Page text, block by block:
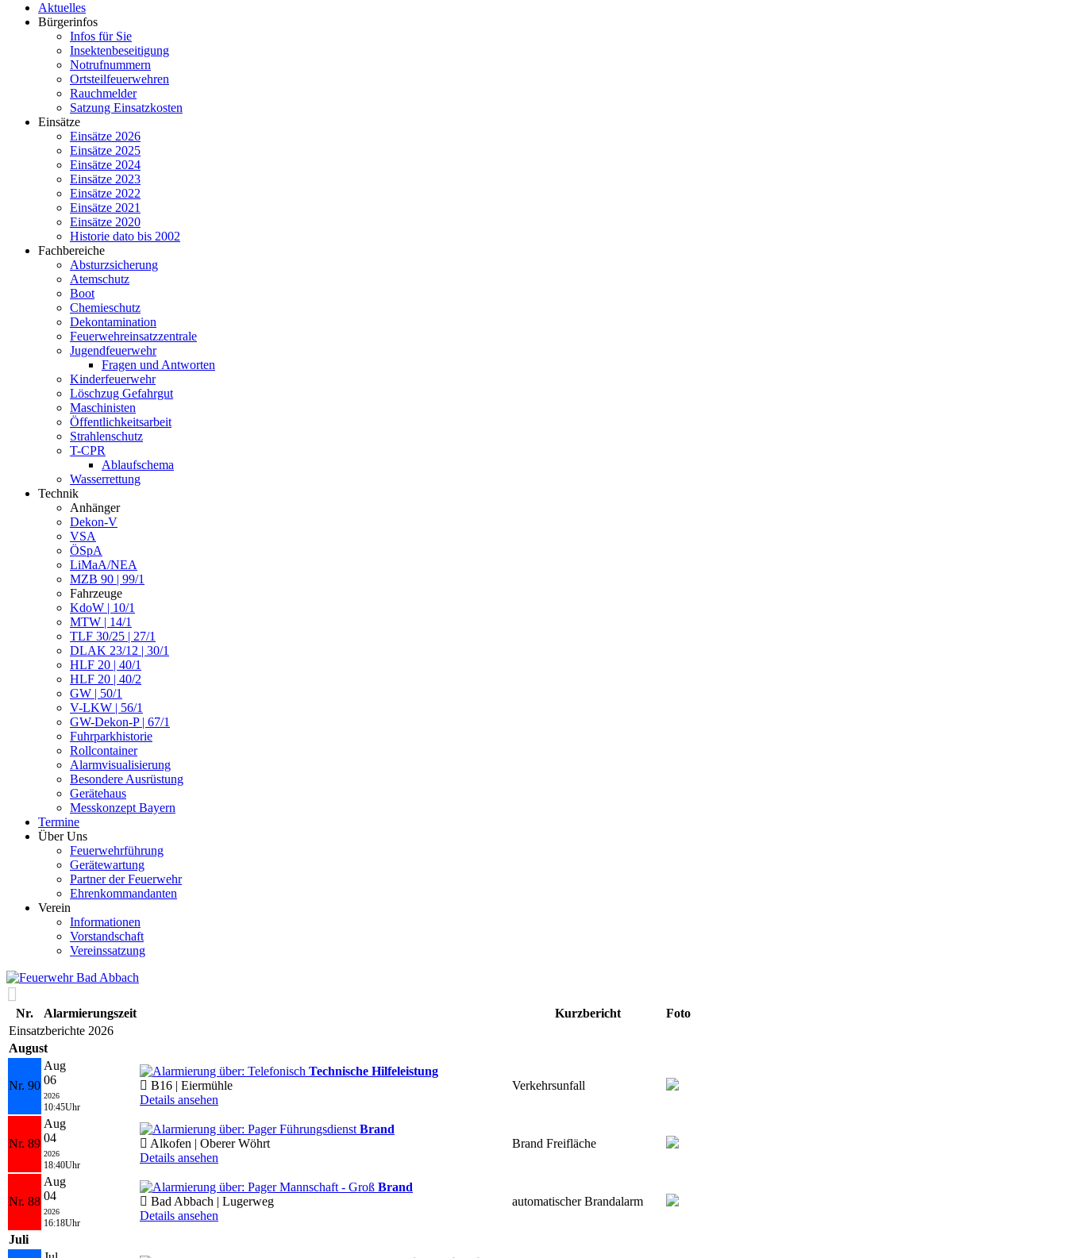
Aktuelles
Bürgerinfos
Infos für Sie
Insektenbeseitigung
Notrufnummern
Ortsteilfeuerwehren
Rauchmelder
Satzung Einsatzkosten
Einsätze
Einsätze 2026
Einsätze 2025
Einsätze 2024
Einsätze 2023
Einsätze 2022
Einsätze 2021
Einsätze 2020
Historie dato bis 2002
Fachbereiche
Absturzsicherung
Atemschutz
Boot
Chemieschutz
Dekontamination
Feuerwehreinsatzzentrale
Jugendfeuerwehr
Fragen und Antworten
Kinderfeuerwehr
Löschzug Gefahrgut
Maschinisten
Öffentlichkeitsarbeit
Strahlenschutz
T-CPR
Ablaufschema
Wasserrettung
Technik
Anhänger
Dekon-V
VSA
ÖSpA
LiMaA/NEA
MZB 90 | 99/1
Fahrzeuge
KdoW | 10/1
MTW | 14/1
TLF 30/25 | 27/1
DLAK 23/12 | 30/1
HLF 20 | 40/1
HLF 20 | 40/2
GW | 50/1
V-LKW | 56/1
GW-Dekon-P | 67/1
Fuhrparkhistorie
Rollcontainer
Alarmvisualisierung
Besondere Ausrüstung
Gerätehaus
Messkonzept Bayern
Termine
Über Uns
Feuerwehrführung
Gerätewartung
Partner der Feuerwehr
Ehrenkommandanten
Verein
Informationen
Vorstandschaft
Vereinssatzung
Nr. Alarmierungszeit Kurzbericht
Foto
Einsatzberichte 2026
August
Nr. 90
Aug
06
2026
10:45Uhr
Technische Hilfeleistung
B16 | Eiermühle
Details ansehen
Verkehrsunfall
Nr. 89
Aug
04
2026
18:40Uhr
Brand
Alkofen | Oberer Wöhrt
Details ansehen
Brand Freifläche
Nr. 88
Aug
04
2026
16:18Uhr
Brand
Bad Abbach | Lugerweg
Details ansehen
automatischer Brandalarm
Juli